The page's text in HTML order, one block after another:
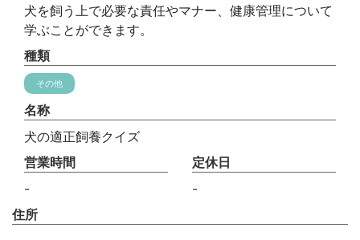
犬を飼う上で必要な責任やマナー、健康管理について
学ぶことができます。
種類
その他
名称
犬の適正飼養クイズ
営業時間
-
定休日
-
住所